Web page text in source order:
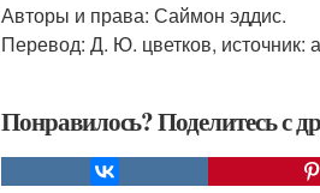
Авторы и права: Саймон эддис.
Перевод: Д. Ю. цветков, источник:
Понравилось? Поделитесь с